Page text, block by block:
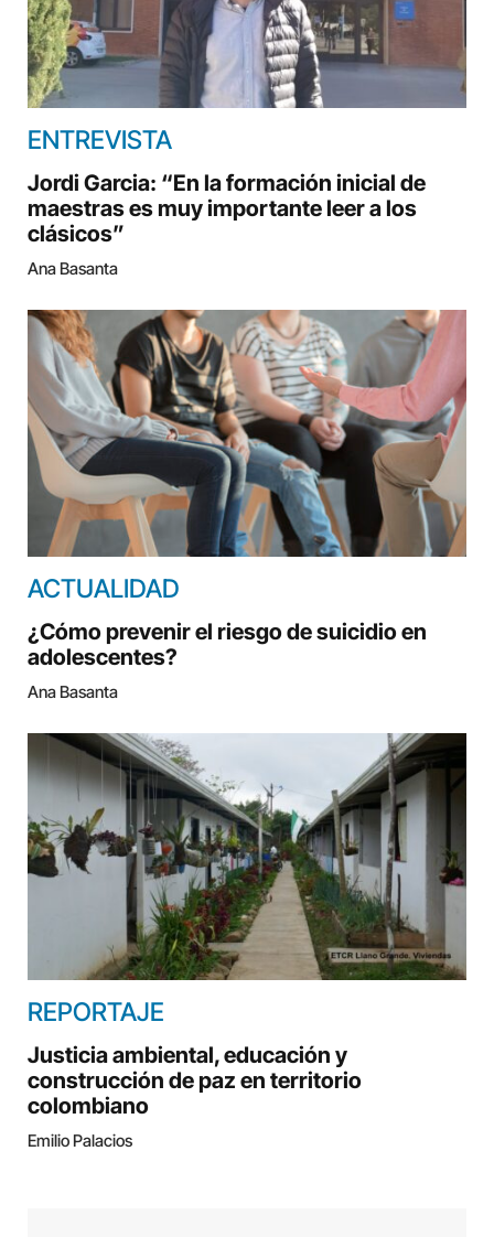
ENTREVISTA
Jordi Garcia: “En la formación inicial de
maestras es muy importante leer a los
clásicos”
Ana Basanta
ACTUALIDAD
¿Cómo prevenir el riesgo de suicidio en
adolescentes?
Ana Basanta
REPORTAJE
Justicia ambiental, educación y
construcción de paz en territorio
colombiano
Emilio Palacios